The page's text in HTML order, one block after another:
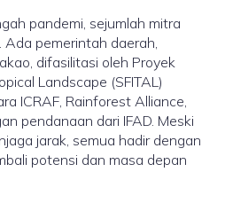
pandemi, sejumlah mitra
pemerintah daerah,
difasilitasi oleh Proyek
Landscape (SFITAL)
ICRAF, Rainforest Alliance,
pendanaan dari IFAD. Meski
jarak, semua hadir dengan
potensi dan masa depan